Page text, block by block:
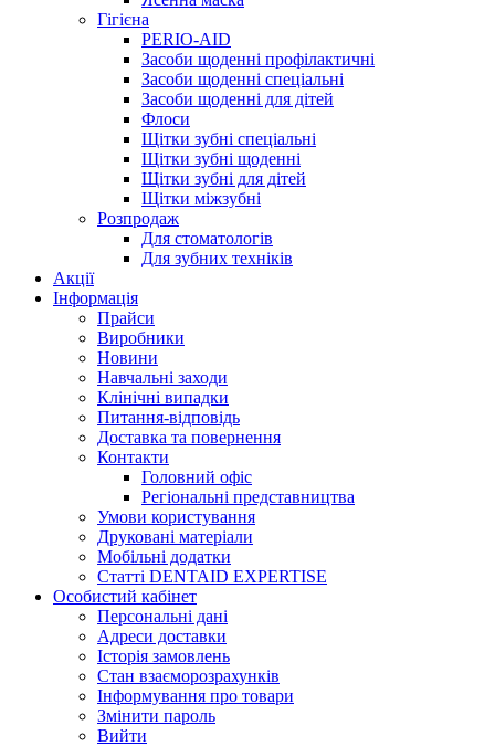
Гігієна
PERIO-AID
Засоби щоденні профілактичні
Засоби щоденні спеціальні
Засоби щоденні для дітей
Флоси
Щітки зубні спеціальні
Щітки зубні щоденні
Щітки зубні для дітей
Щітки міжзубні
Розпродаж
Для стоматологів
Для зубних техніків
Акції
Інформація
Прайси
Виробники
Новини
Навчальні заходи
Клінічні випадки
Питання-відповідь
Доставка та повернення
Контакти
Головний офіс
Регіональні представництва
Умови користування
Друковані матеріали
Мобільні додатки
Статті DENTAID EXPERTISE
Особистий кабінет
Персональні дані
Адреси доставки
Історія замовлень
Стан взаєморозрахунків
Інформування про товари
Змінити пароль
Вийти